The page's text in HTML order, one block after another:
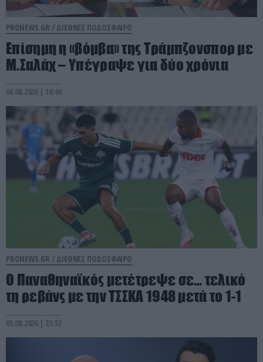
PRONEWS.GR / ΔΙΕΘΝΕΣ ΠΟΔΟΣΦΑΙΡΟ
Επίσημη η «βόμβα» της Τράμπζονσπορ με
Μ.Σαλάχ – Υπέγραψε για δύο χρόνια
06.08.2026 | 16:46
PRONEWS.GR / ΔΙΕΘΝΕΣ ΠΟΔΟΣΦΑΙΡΟ
Ο Παναθηναϊκός μετέτρεψε σε… τελικό
τη ρεβάνς με την ΤΣΣΚΑ 1948 μετά το 1-1
05.08.2026 | 23:53